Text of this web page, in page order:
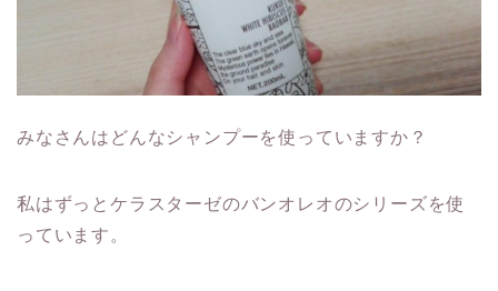
みなさんはどんなシャンプーを使っていますか？
私はずっとケラスターゼのバンオレオのシリーズを使
っています。